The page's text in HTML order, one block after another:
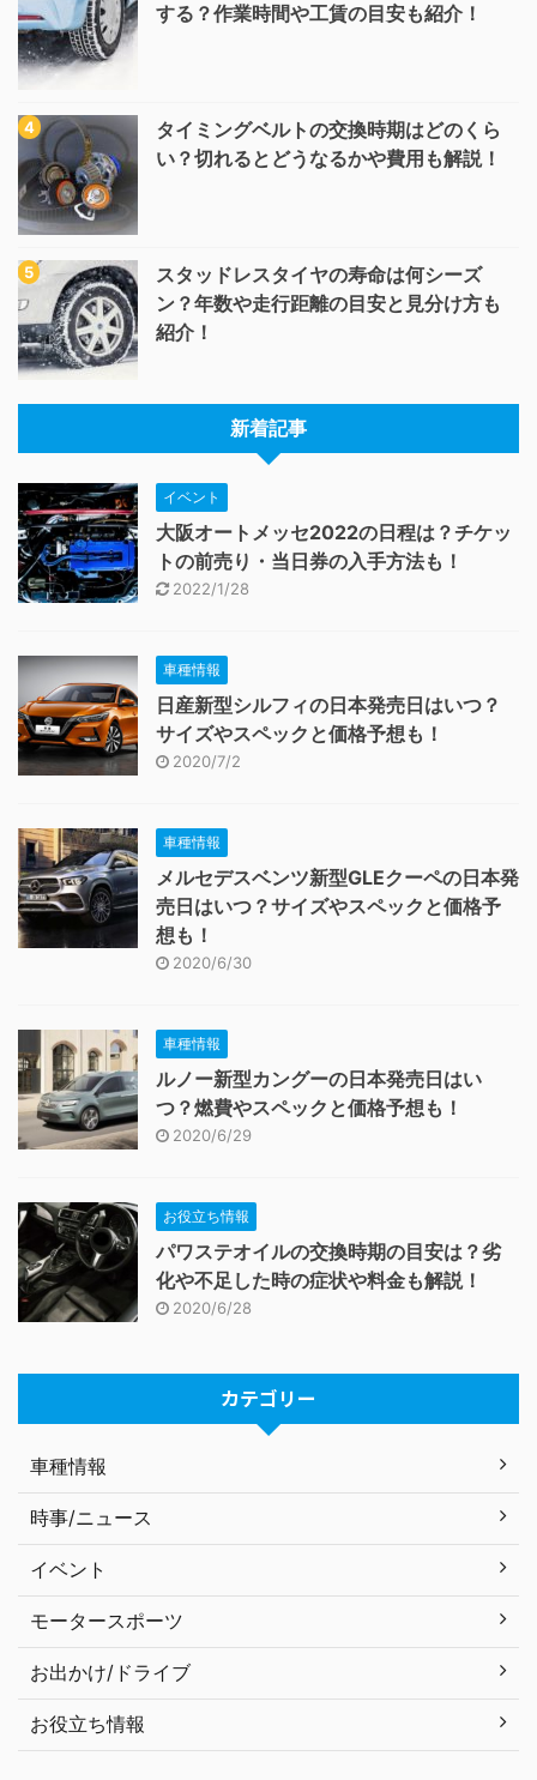
する？作業時間や工賃の目安も紹介！
タイミングベルトの交換時期はどのくら
い？切れるとどうなるかや費用も解説！
スタッドレスタイヤの寿命は何シーズ
ン？年数や走行距離の目安と見分け方も
紹介！
新着記事
イベント
大阪オートメッセ2022の日程は？チケッ
トの前売り・当日券の入手方法も！
2022/1/28
車種情報
日産新型シルフィの日本発売日はいつ？
サイズやスペックと価格予想も！
2020/7/2
車種情報
メルセデスベンツ新型GLEクーペの日本発
売日はいつ？サイズやスペックと価格予
想も！
2020/6/30
車種情報
ルノー新型カングーの日本発売日はい
つ？燃費やスペックと価格予想も！
2020/6/29
お役立ち情報
パワステオイルの交換時期の目安は？劣
化や不足した時の症状や料金も解説！
2020/6/28
カテゴリー
車種情報
時事/ニュース
イベント
モータースポーツ
お出かけ/ドライブ
お役立ち情報